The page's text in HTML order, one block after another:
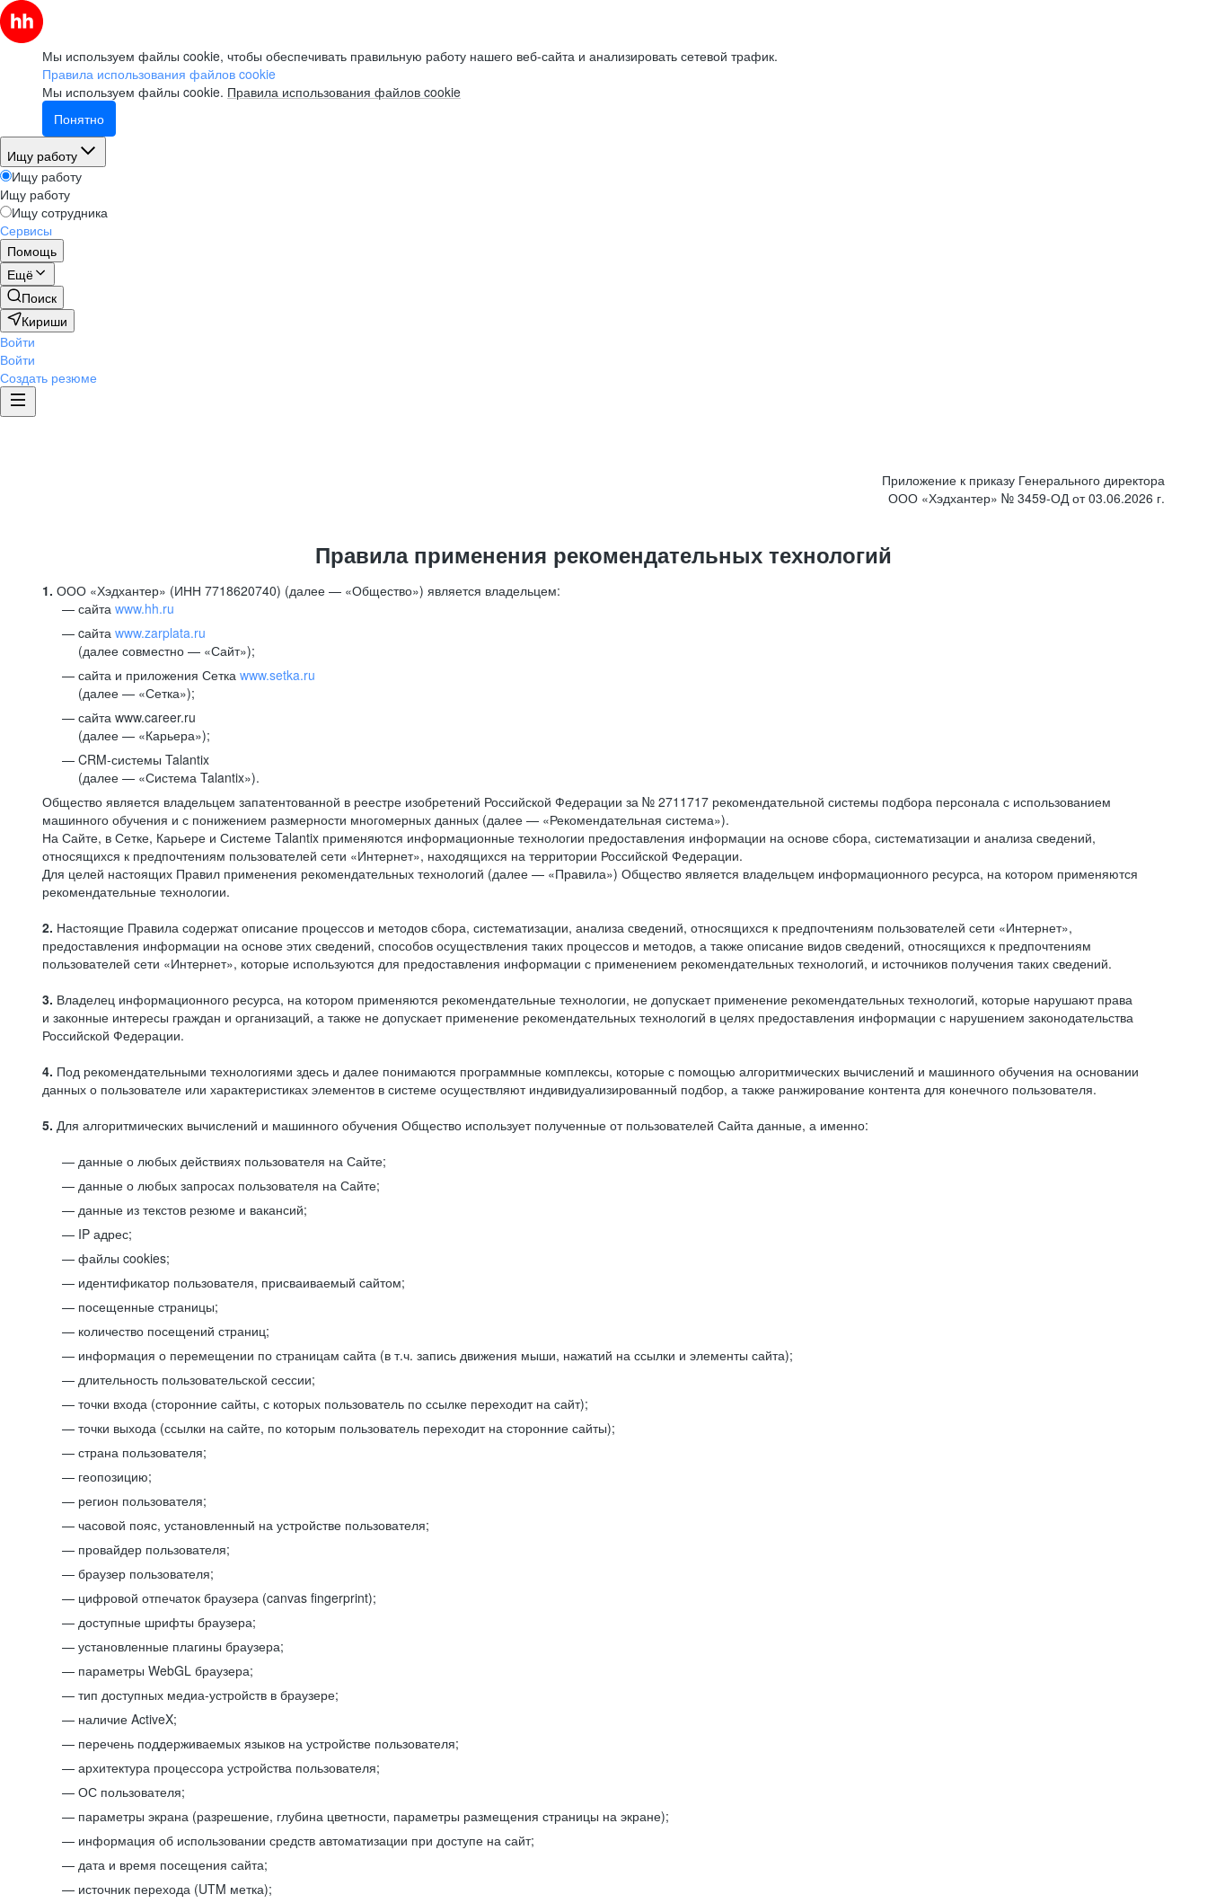
Мы используем файлы cookie, чтобы обеспечивать правильную работу нашего веб-сайта и анализировать сетевой трафик.
Правила использования файлов cookie
Мы используем файлы cookie. Правила использования файлов cookie
Понятно
Ищу работу
Ищу работу
Ищу работу
Ищу сотрудника
Сервисы
Помощь
Ещё
Поиск
Кириши
Войти
Войти
Создать резюме
Приложение к приказу Генерального директора
ООО «Хэдхантер» № 3459-ОД от 03.06.2026 г.
Правила применения рекомендательных технологий
1. ООО «Хэдхантер» (ИНН 7718620740) (далее — «Общество») является владельцем:
сайта www.hh.ru
cайта www.zarplata.ru
(далее совместно — «Сайт»);
сайта и приложения Сетка www.setka.ru
(далее — «Сетка»);
сайта www.career.ru
(далее — «Карьера»);
CRM-системы Talantix
(далее — «Система Talantix»).
Общество является владельцем запатентованной в реестре изобретений Российской Федерации за № 2711717 рекомендательной системы подбора персонала с использованием
машинного обучения и с понижением размерности многомерных данных (далее — «Рекомендательная система»).
На Сайте, в Сетке, Карьере и Системе Talantix применяются информационные технологии предоставления информации на основе сбора, систематизации и анализа сведений,
относящихся к предпочтениям пользователей сети «Интернет», находящихся на территории Российской Федерации.
Для целей настоящих Правил применения рекомендательных технологий (далее — «Правила») Общество является владельцем информационного ресурса, на котором применяются
рекомендательные технологии.
2. Настоящие Правила содержат описание процессов и методов сбора, систематизации, анализа сведений, относящихся к предпочтениям пользователей сети «Интернет»,
предоставления информации на основе этих сведений, способов осуществления таких процессов и методов, а также описание видов сведений, относящихся к предпочтениям
пользователей сети «Интернет», которые используются для предоставления информации с применением рекомендательных технологий, и источников получения таких сведений.
3. Владелец информационного ресурса, на котором применяются рекомендательные технологии, не допускает применение рекомендательных технологий, которые нарушают права
и законные интересы граждан и организаций, а также не допускает применение рекомендательных технологий в целях предоставления информации с нарушением законодательства
Российской Федерации.
4. Под рекомендательными технологиями здесь и далее понимаются программные комплексы, которые с помощью алгоритмических вычислений и машинного обучения на основании
данных о пользователе или характеристиках элементов в системе осуществляют индивидуализированный подбор, а также ранжирование контента для конечного пользователя.
5. Для алгоритмических вычислений и машинного обучения Общество использует полученные от пользователей Сайта данные, а именно:
данные о любых действиях пользователя на Сайте;
данные о любых запросах пользователя на Сайте;
данные из текстов резюме и вакансий;
IP адрес;
файлы cookies;
идентификатор пользователя, присваиваемый сайтом;
посещенные страницы;
количество посещений страниц;
информация о перемещении по страницам сайта (в т.ч. запись движения мыши, нажатий на ссылки и элементы сайта);
длительность пользовательской сессии;
точки входа (сторонние сайты, с которых пользователь по ссылке переходит на сайт);
точки выхода (ссылки на сайте, по которым пользователь переходит на сторонние сайты);
страна пользователя;
геопозицию;
регион пользователя;
часовой пояс, установленный на устройстве пользователя;
провайдер пользователя;
браузер пользователя;
цифровой отпечаток браузера (canvas fingerprint);
доступные шрифты браузера;
установленные плагины браузера;
параметры WebGL браузера;
тип доступных медиа-устройств в браузере;
наличие ActiveX;
перечень поддерживаемых языков на устройстве пользователя;
архитектура процессора устройства пользователя;
ОС пользователя;
параметры экрана (разрешение, глубина цветности, параметры размещения страницы на экране);
информация об использовании средств автоматизации при доступе на сайт;
дата и время посещения сайта;
источник перехода (UTM метка);